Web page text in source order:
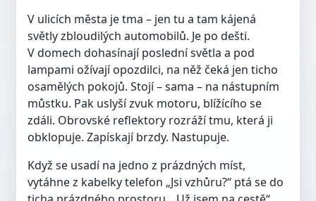
V ulicích města je tma – jen tu a tam kájená
světly zbloudilých automobilů. Je po dešti.
V domech dohasínají poslední světla a pod
lampami ožívají opozdilci, na něž čeká jen ticho
osamělých pokojů. Stojí – sama – na nástupním
můstku. Pak uslyší zvuk motoru, blížícího se
zdáli. Obrovské reflektory rozráží tmu, která ji
obklopuje. Zapískají brzdy. Nastupuje.
Když se usadí na jedno z prázdných míst,
vytáhne z kabelky telefon „Jsi vzhůru?“ ptá se do